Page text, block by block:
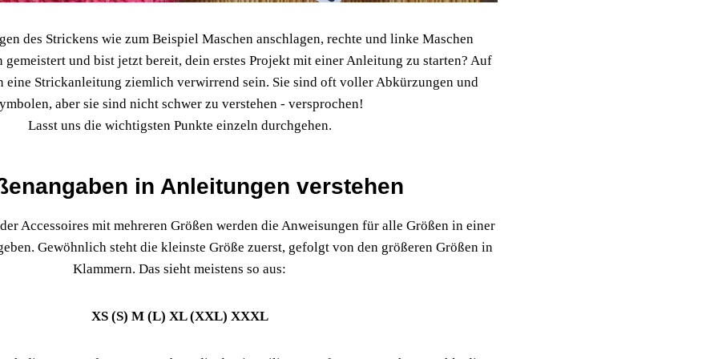
des Strickens wie zum Beispiel Maschen anschlagen, rechte und linke Maschen
gemeistert und bist jetzt bereit, dein erstes Projekt mit einer Anleitung zu starten? Auf
eine Strickanleitung ziemlich verwirrend sein. Sie sind oft voller Abkürzungen und
aber sie sind nicht schwer zu verstehen - versprochen!
Lasst uns die wichtigsten Punkte einzeln durchgehen.
in Anleitungen verstehen
Accessoires mit mehreren Größen werden die Anweisungen für alle Größen in einer
Gewöhnlich steht die kleinste Größe zuerst, gefolgt von den größeren Größen in
Klammern. Das sieht meistens so aus:
XS (S) M (L) XL (XXL) XXXL